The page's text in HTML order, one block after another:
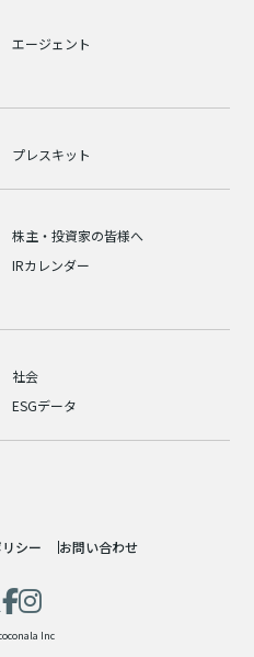
エージェント
プレスキット
株主・投資家の皆様へ
IRカレンダー
社会
ESGデータ
シー お問い合わせ
Inc